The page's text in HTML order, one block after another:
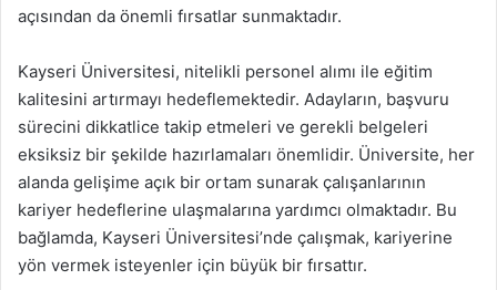
açısından da önemli fırsatlar sunmaktadır.
Kayseri Üniversitesi, nitelikli personel alımı ile eğitim
kalitesini artırmayı hedeflemektedir. Adayların, başvuru
sürecini dikkatlice takip etmeleri ve gerekli belgeleri
eksiksiz bir şekilde hazırlamaları önemlidir. Üniversite, her
alanda gelişime açık bir ortam sunarak çalışanlarının
kariyer hedeflerine ulaşmalarına yardımcı olmaktadır. Bu
bağlamda, Kayseri Üniversitesi’nde çalışmak, kariyerine
yön vermek isteyenler için büyük bir fırsattır.